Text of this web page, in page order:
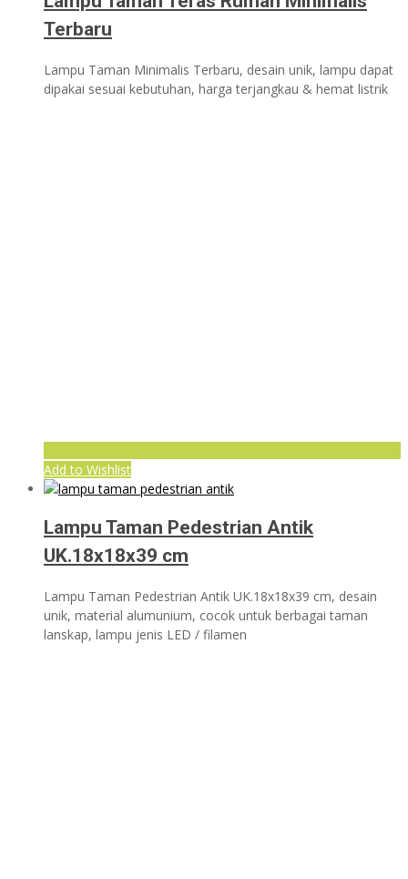
Terbaru
Lampu Taman Minimalis Terbaru, desain unik, lampu dapat
dipakai sesuai kebutuhan, harga terjangkau & hemat listrik
Add to Wishlist
Lampu Taman Pedestrian Antik
UK.18x18x39 cm
Lampu Taman Pedestrian Antik UK.18x18x39 cm, desain
unik, material alumunium, cocok untuk berbagai taman
lanskap, lampu jenis LED / filamen